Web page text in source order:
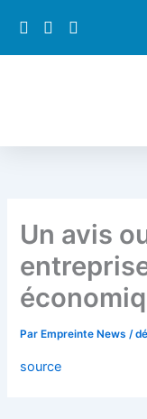
contenu
Un avis
Par Empreinte News/
source